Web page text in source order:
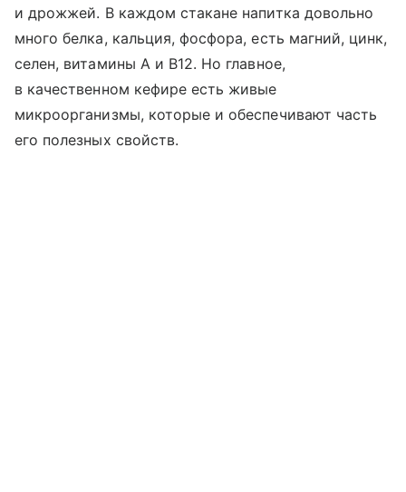
и дрожжей. В каждом стакане напитка довольно
много белка, кальция, фосфора, есть магний, цинк,
селен, витамины A и B12. Но главное,
в качественном кефире есть живые
микроорганизмы, которые и обеспечивают часть
его полезных свойств.